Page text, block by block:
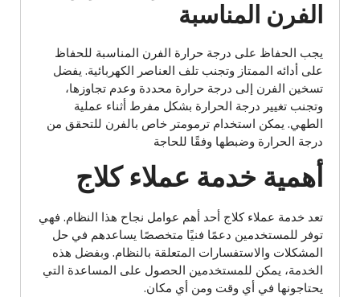
الفرن المناسبة
يجب الحفاظ على درجة حرارة الفرن المناسبة للحفاظ
على أدائه الممتاز وتجنب تلف العناصر الكهربائية. يفضل
تسخين الفرن إلى درجة حرارة محددة وعدم تجاوزها،
وتجنب تغيير درجة الحرارة بشكل مفرط أثناء عملية
الطهي. يمكن استخدام ترمومتر خاص بالفرن للتحقق من
درجة الحرارة وضبطها وفقًا للحاجة
أهمية خدمة عملاء كلاج
تعد خدمة عملاء كلاج أحد أهم عوامل نجاح هذا النظام. فهي
توفر للمستخدمين دعمًا فنيًا متخصصًا يساعدهم في حل
المشكلات والاستفسارات المتعلقة بالنظام. وبفضل هذه
الخدمة، يمكن للمستخدمين الحصول على المساعدة التي
يحتاجونها في أي وقت ومن أي مكان.